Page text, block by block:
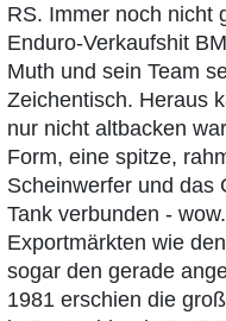
RS. Immer noch nicht
Enduro-Verkaufshit
Muth und sein Team
Zeichentisch. Heraus
nur nicht altbacken
Form, eine spitze,
Scheinwerfer und das
Tank verbunden -
Exportmärkten wie
sogar den gerade
1981 erschien die